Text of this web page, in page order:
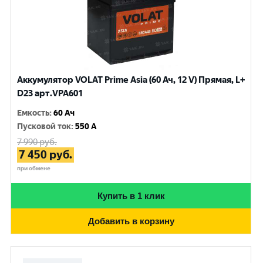
Аккумулятор VOLAT Prime Asia (60 Ач, 12 V) Прямая, L+
D23 арт.VPA601
Емкость:60 Ач
Пусковой ток:550 A
7 990руб.
7 450 руб.
при обмене
Купить в 1 клик
Добавить в корзину